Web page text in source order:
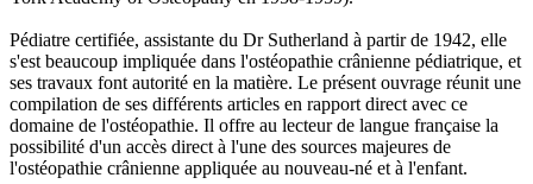
Pédiatre certifiée, assistante du Dr Sutherland à partir de 1942, elle
s'est beaucoup impliquée dans l'ostéopathie crânienne pédiatrique, et
ses travaux font autorité en la matière. Le présent ouvrage réunit une
compilation de ses différents articles en rapport direct avec ce
domaine de l'ostéopathie. Il offre au lecteur de langue française la
possibilité d'un accès direct à l'une des sources majeures de
l'ostéopathie crânienne appliquée au nouveau-né et à l'enfant.